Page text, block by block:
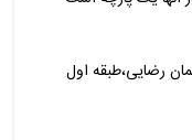
رضایی،طبقه اول